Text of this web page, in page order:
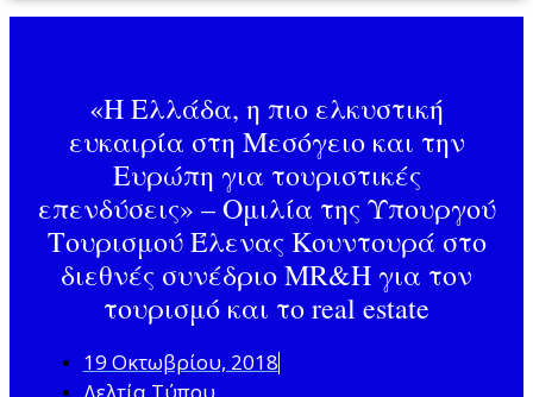
«Η Ελλάδα, η πιο ελκυστική
ευκαιρία στη Μεσόγειο και την
Ευρώπη για τουριστικές
επενδύσεις» – Ομιλία της Υπουργού
Τουρισμού Έλενας Κουντουρά στο
διεθνές συνέδριο MR&H για τον
τουρισμό και το real estate
19 Οκτωβρίου, 2018